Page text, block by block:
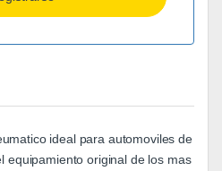
ideal para automoviles de
equipamiento original de los mas